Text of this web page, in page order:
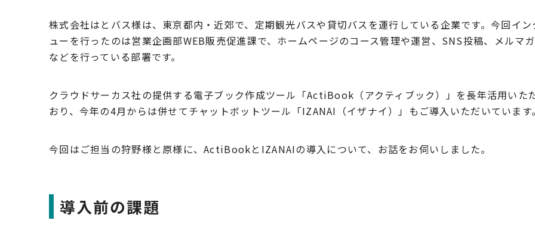
株式会社はとバス様は、東京都内・近郊で、定期観光バスや貸切バスを運行している企業です。今回イン
ューを行ったのは営業企画部WEB販売促進課で、ホームページのコース管理や運営、 SNS投稿、メルマ
などを行っている部署です。
クラウドサーカス社の提供する電子ブック作成ツール「ActiBook（アクティブック）」を長年活用いた
おり、今年の4月からは併せてチャットボットツール「IZANAI（イザナイ）」もご導入いただいています。
今回はご担当の狩野様と原様に、ActiBookとIZANAIの導入について、お話をお伺いしました。
導入前の課題